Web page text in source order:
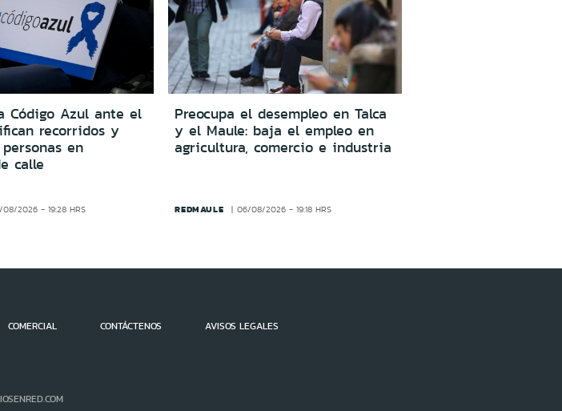
Código Azul ante el
recorridos y
en
calle
2026 - 19:28 HRS
Preocupa el desempleo en Talca
y el Maule: baja el empleo en
agricultura, comercio e industria
REDMAULE 06/08/2026 - 19:18 HRS
COMERCIAL CONTÁCTENOS AVISOS LEGALES